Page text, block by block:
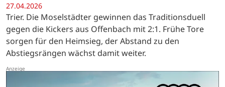
27.04.2026
Trier. Die Moselstädter gewinnen das Traditionsduell
gegen die Kickers aus Offenbach mit 2:1. Frühe Tore
sorgen für den Heimsieg, der Abstand zu den
Abstiegsrängen wächst damit weiter.